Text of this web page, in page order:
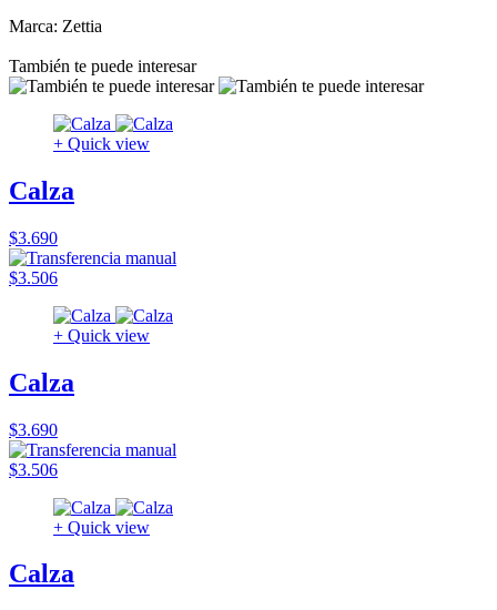
Marca: Zettia
También te puede interesar
+ Quick view
Calza
$3.690
$3.506
+ Quick view
Calza
$3.690
$3.506
+ Quick view
Calza